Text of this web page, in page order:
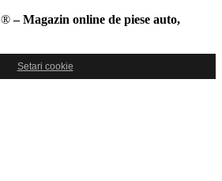
®– Magazin online de piese auto,
Setari cookie